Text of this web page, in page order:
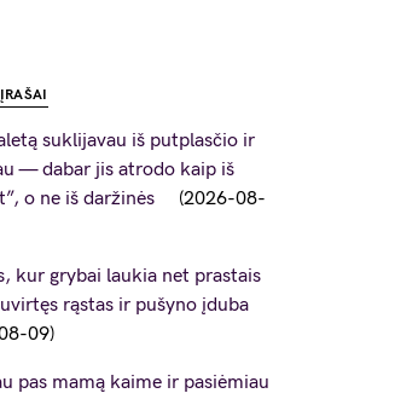
suklijavau iš putplasčio ir
— dabar jis atrodo kaip iš
o ne iš daržinės
2026-08-
kur grybai laukia net prastais
rąstas ir pušyno įduba
09
pas mamą kaime ir pasiėmiau